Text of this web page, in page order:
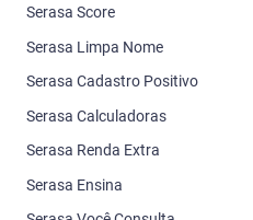
Serasa Score
Serasa Limpa Nome
Serasa Cadastro Positivo
Serasa Calculadoras
Serasa Renda Extra
Serasa Ensina